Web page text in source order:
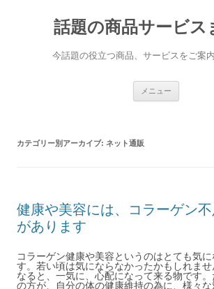
話題の商品サービス
今話題の役立つ商品、サービスをご案
メニュー
カテゴリー別アーカイブ: ネット通販
健康や美容には、コラーゲン
があります
コラーゲン健康や美容というのはとても気
す。若い頃は気にならなかったかもしれませ
なると、一気に、心配になって来る物です。
の方が、自分の体の健康維持の為に、様々